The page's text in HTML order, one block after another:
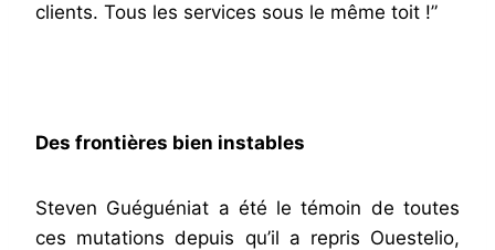
clients. Tous les services sous le même toit !”
Des frontières bien instables
Steven Guéguéniat a été le témoin de toutes
ces mutations depuis qu’il a repris Ouestelio,